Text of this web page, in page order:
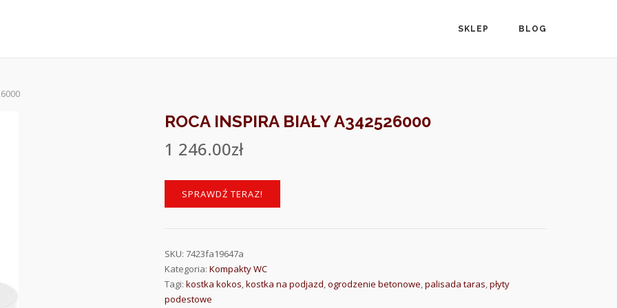
SKLEP BLOG
ROCA INSPIRA BIAŁY A342526000
1 246.00zł
SPRAWDŹ TERAZ!
SKU:7423fa19647a
Kategoria:Kompakty WC
Tagi:kostka kokos,kostka na podjazd,ogrodzenie betonowe,palisada taras,płyty
podestowe